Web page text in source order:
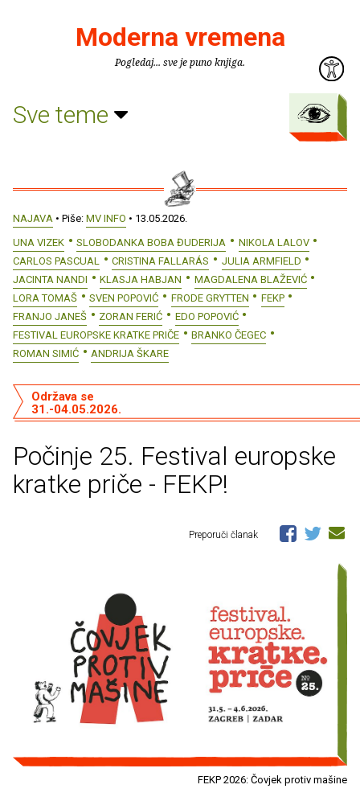
Moderna vremena
Pogledaj... sve je puno knjiga.
Sve teme
NAJAVA • Piše: MV INFO • 13.05.2026.
UNA VIZEK
SLOBODANKA BOBA ĐUDERIJA
NIKOLA LALOV
CARLOS PASCUAL
CRISTINA FALLARÁS
JULIA ARMFIELD
JACINTA NANDI
KLASJA HABJAN
MAGDALENA BLAŽEVIĆ
LORA TOMAŠ
SVEN POPOVIĆ FRODE GRYTTEN
FEKP
FRANJO JANEŠ
ZORAN FERIĆ
EDO POPOVIĆ
FESTIVAL EUROPSKE KRATKE PRIČE
BRANKO ČEGEC
ROMAN SIMIĆ
ANDRIJA ŠKARE
Počinje 25. Festival europske
kratke priče - FEKP!
Održava se
31.-04.05.2026.
Preporuči članak
FEKP 2026: Čovjek protiv mašine